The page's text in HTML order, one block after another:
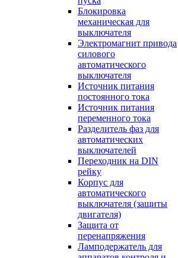
Блокировка
механическая для
выключателя
Электромагнит привода
силового
автоматического
выключателя
Источник питания
постоянного тока
Источник питания
переменного тока
Разделитель фаз для
автоматических
выключателей
Переходник на DIN
рейку
Корпус для
автоматического
выключателя (защиты
двигателя)
Защита от
перенапряжения
Ламподержатель для